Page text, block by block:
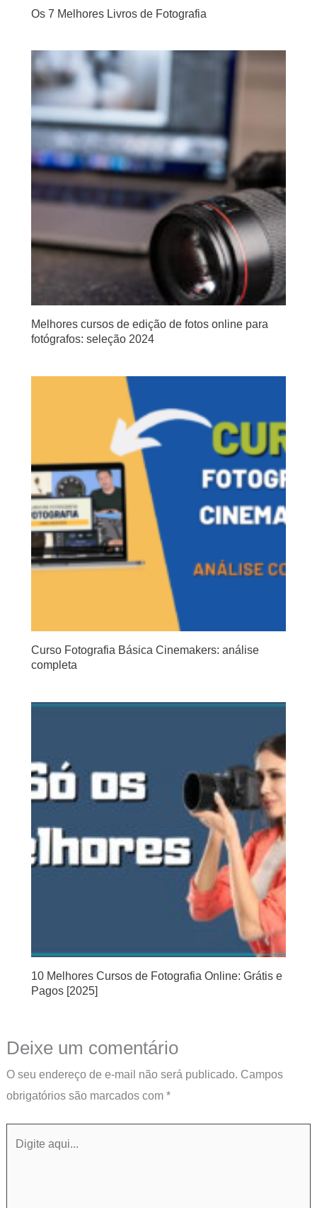
Os 7 Melhores Livros de Fotografia
Melhores cursos de edição de fotos online para
fotógrafos: seleção 2024
Curso Fotografia Básica Cinemakers: análise
completa
10 Melhores Cursos de Fotografia Online: Grátis e
Pagos [2025]
Deixe um comentário
O seu endereço de e-mail não será publicado. Campos
obrigatórios são marcados com *